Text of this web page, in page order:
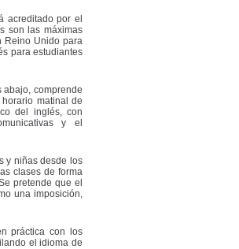
acreditado por el
son las máximas
Reino Unido para
para estudiantes
abajo, comprende
matinal de
del inglés, con
y el
y niñas desde los
clases de forma
pretende que el
una imposición,
práctica con los
el idioma de